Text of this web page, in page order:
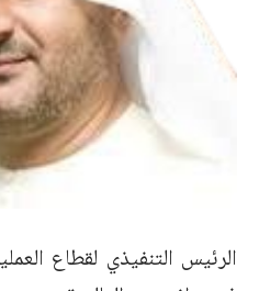
الرئيس التنفيذي لقطاع